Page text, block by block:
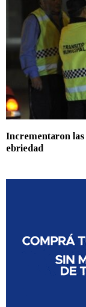
Incrementaron
ebriedad